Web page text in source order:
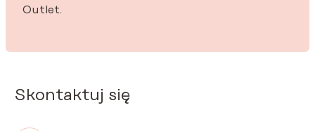
Skontaktuj się
Outlet.